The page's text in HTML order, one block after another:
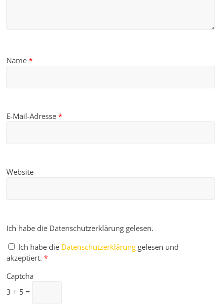
Name*
E-Mail-Adresse*
Website
Ich habe die Datenschutzerklärung gelesen.
Ich habe die Datenschutzerklärung gelesen und
akzeptiert. *
Captcha
3 + 5 =